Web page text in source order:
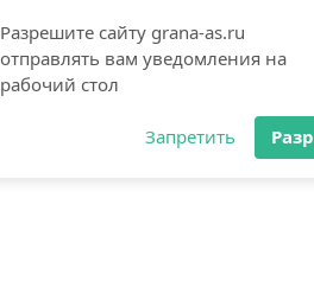
Разрешите сайту grana-as.ru
отправлять вам уведомления на
рабочий стол
Запретить
Товары